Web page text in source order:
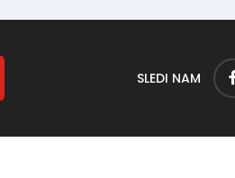
SLEDI NAM